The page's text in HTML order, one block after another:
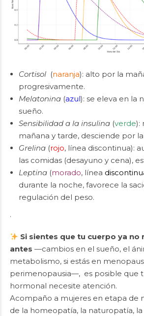
Cortisol (naranja): alto por la
progresivamente.
Melatonina (azul): se eleva en la
sueño.
Sensibilidad a la insulina (verde):
mañana y tarde, desciende por
Grelina (rojo, línea discontinua):
las comidas (desayuno y cena),
Leptina (morado, línea
durante la noche, favorece la
regulación del peso.
.
Si sientes que tu cuerpo ya no
antes —cambios en el sueño, el
metabolismo, si estás en
perimenopausia—, es posible que
hormonal necesite atención.
Acompaño a mujeres en etapa de
de la homeopatía, la naturopatía,